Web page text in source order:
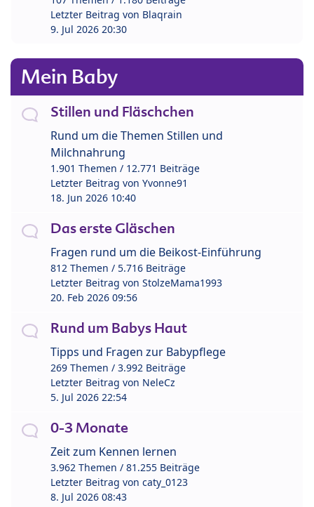
Letzter Beitrag von Blaqrain
9. Jul 2026 20:30
Mein Baby
Stillen und Fläschchen
Rund um die Themen Stillen und
Milchnahrung
1.901 Themen / 12.771 Beiträge
Letzter Beitrag von Yvonne91
18. Jun 2026 10:40
Das erste Gläschen
Fragen rund um die Beikost-Einführung
812 Themen / 5.716 Beiträge
Letzter Beitrag von StolzeMama1993
20. Feb 2026 09:56
Rund um Babys Haut
Tipps und Fragen zur Babypflege
269 Themen / 3.992 Beiträge
Letzter Beitrag von NeleCz
5. Jul 2026 22:54
0-3 Monate
Zeit zum Kennen lernen
3.962 Themen / 81.255 Beiträge
Letzter Beitrag von caty_0123
8. Jul 2026 08:43